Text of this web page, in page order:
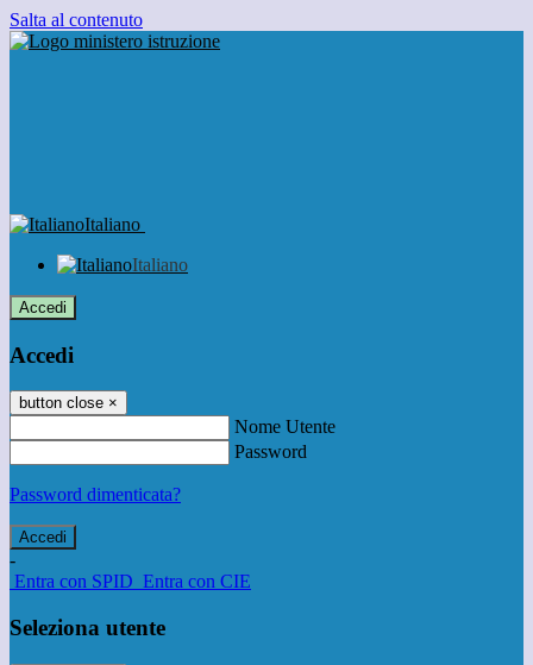
Salta al contenuto
Italiano
Italiano
Accedi
Accedi
button close ×
Nome Utente
Password
Password dimenticata?
-
Entra con SPID Entra con CIE
Seleziona utente